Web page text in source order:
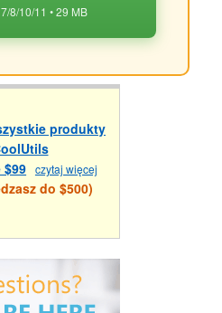
8/10/11 • 29 MB
produkty
$99 czytaj więcej
do $500)